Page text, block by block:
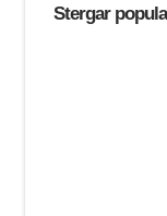
Stergar